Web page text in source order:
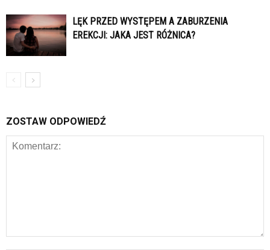
LĘK PRZED WYSTĘPEM A ZABURZENIA
EREKCJI: JAKA JEST RÓŻNICA?
ZOSTAW ODPOWIEDŹ